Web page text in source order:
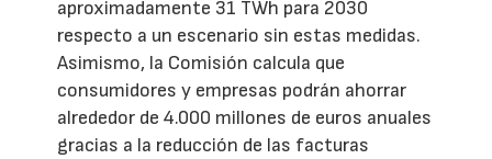
aproximadamente 31 TWh para 2030
respecto a un escenario sin estas medidas.
Asimismo, la Comisión calcula que
consumidores y empresas podrán ahorrar
alrededor de 4.000 millones de euros anuales
gracias a la reducción de las facturas